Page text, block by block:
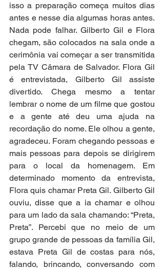
isso a preparação começa muitos dias
antes e nesse dia algumas horas antes.
Nada pode falhar. Gilberto Gil e Flora
chegam, são colocados na sala onde a
cerimônia vai começar a ser transmitida
pela TV Câmara de Salvador. Flora Gil
é entrevistada, Gilberto Gil assiste
divertido. Chega mesmo a tentar
lembrar o nome de um filme que gostou
e a gente até deu uma ajuda na
recordação do nome. Ele olhou a gente,
agradeceu. Foram chegando pessoas e
mais pessoas para depois se dirigirem
para o local da homenagem. Em
determinado momento da entrevista,
Flora quis chamar Preta Gil. Gilberto Gil
ouviu, disse que a ia chamar e olhou
para um lado da sala chamando: “Preta,
Preta”. Percebi que no meio de um
grupo grande de pessoas da família Gil,
estava Preta Gil de costas para nós,
falando, brincando, conversando com